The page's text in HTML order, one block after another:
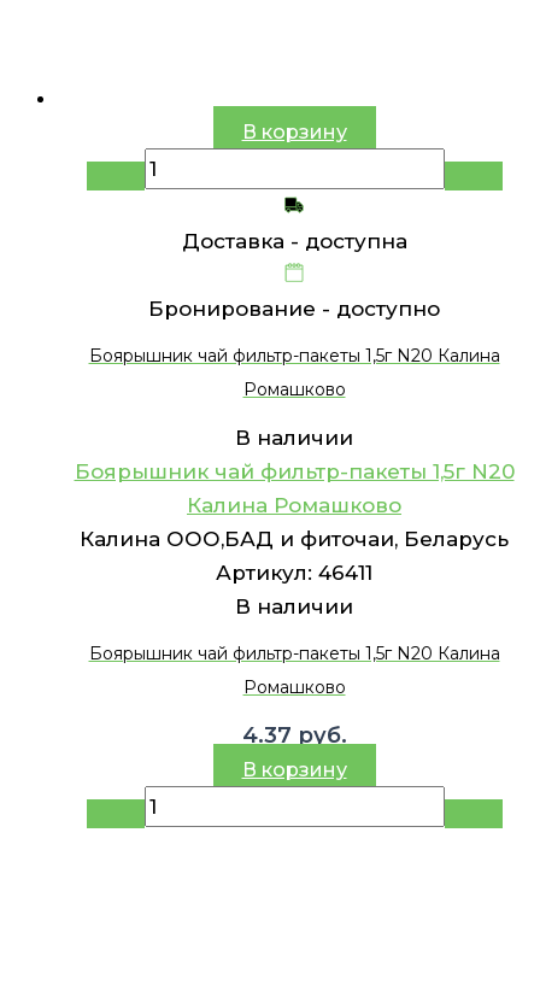
В корзину
Доставка - доступна
Бронирование - доступно
Боярышник чай фильтр-пакеты 1,5г N20 Калина
Ромашково
В наличии
Боярышник чай фильтр-пакеты 1,5г N20
Калина Ромашково
Калина ООО,БАД и фиточаи, Беларусь
Артикул: 46411
В наличии
Боярышник чай фильтр-пакеты 1,5г N20 Калина
Ромашково
4.37 руб.
В корзину